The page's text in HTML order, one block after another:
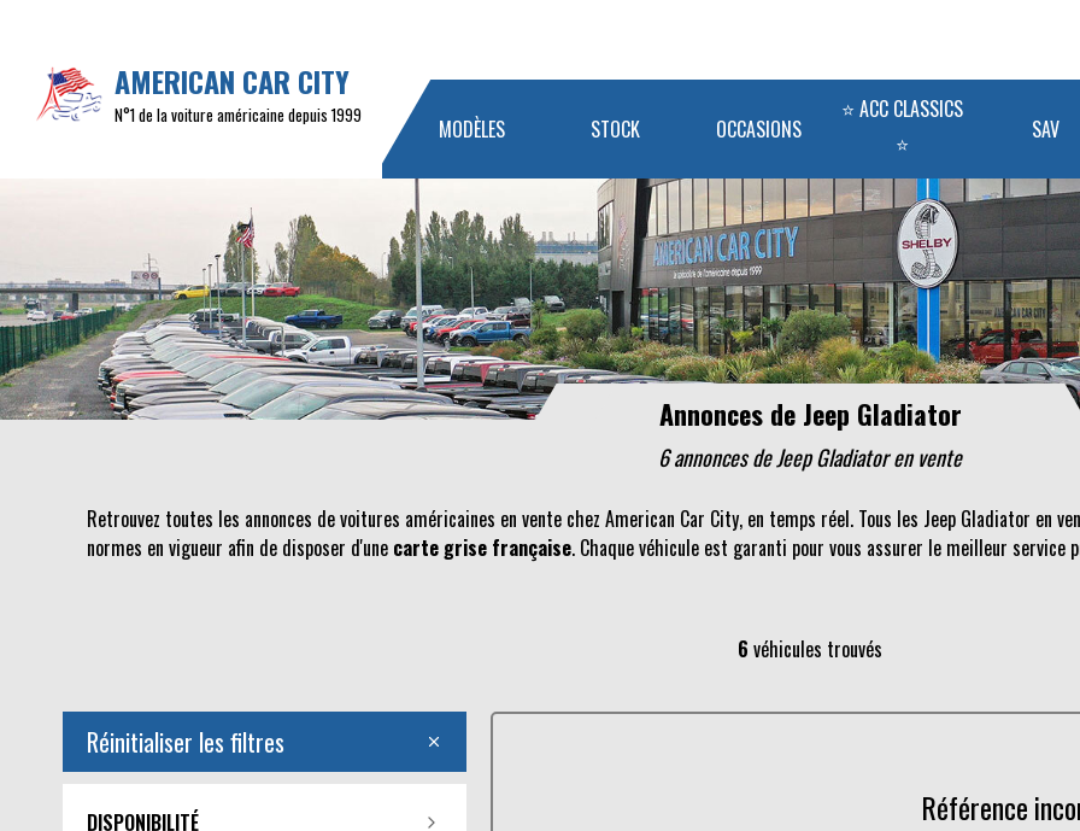
AMERICAN CAR CITY
N°1 de la voiture américaine depuis 1999 MODÈLES STOCK OCCASIONS
⭐ ACC CLASSICS
⭐
SAV
Annonces de Jeep Gladiator
6 annonces de Jeep Gladiator en vente
Retrouvez toutes les annonces de voitures américaines en vente chez American Car City, en temps réel. Tous les Jeep Gladiator en
normes en vigueur afin de disposer d'une carte grise française. Chaque véhicule est garanti pour vous assurer le meilleur service
6 véhicules trouvés
Réinitialiser les filtres
DISPONIBILITÉ Référence